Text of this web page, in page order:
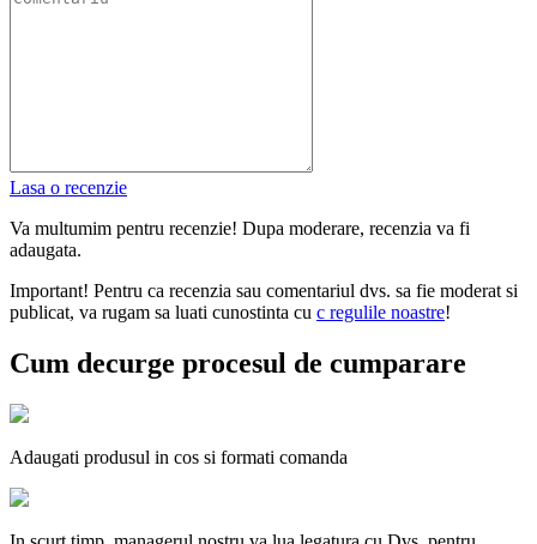
Lasa o recenzie
Va multumim pentru recenzie! Dupa moderare, recenzia va fi
adaugata.
Important! Pentru ca recenzia sau comentariul dvs. sa fie moderat si
publicat, va rugam sa luati cunostinta cu с regulile noastre!
Cum decurge procesul de cumparare
Adaugati produsul in cos si formati comanda